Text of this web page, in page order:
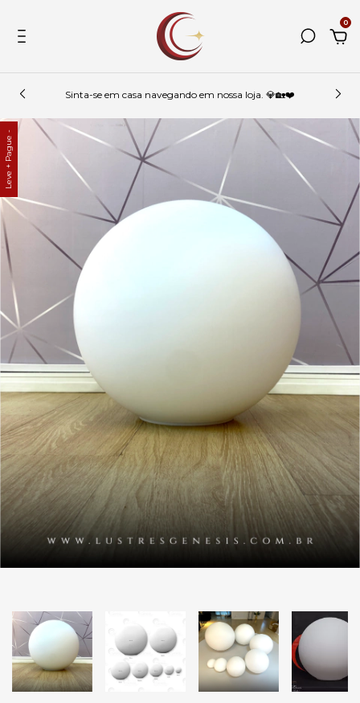
0
Sinta-se em casa navegando em nossa loja. 💎🏡❤️
Leve + Pague -